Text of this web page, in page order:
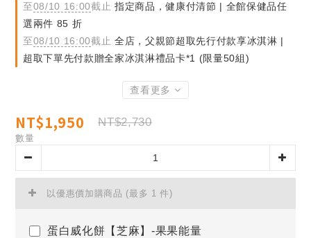
至08/10 16:00截止 指定商品，健康付清節 | 全館保健品任
選兩件 85 折
至08/10 16:00截止 全店，父親節超取先行付款享冰淇淋 |
超取下單先付款贈全家冰淇淋禮品卡*1 (限量50組)
查看更多
NT$1,950 NT$2,730
數量
以優惠價加購商品 (最多 1 件)
蛋白威化餅【芝麻】-果果能量